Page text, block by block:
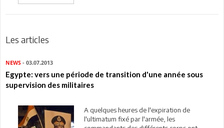
Les articles
NEWS - 03.07.2013
Egypte: vers une période de transition d'une année sous
supervision des militaires
A quelques heures de l'expiration de
l'ultimatum fixé par l'armée, les